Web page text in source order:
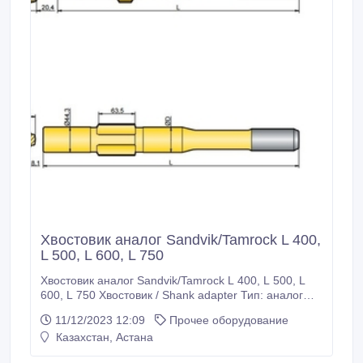
Хвостовик аналог Sandvik/Tamrock L 400,
L 500, L 600, L 750
Хвостовик аналог Sandvik/Tamrock L 400, L 500, L
600, L 750 Хвостовик / Shank adapter Тип: аналог
Резьба/Длина/Диаметр 90515859 / R32 / 380мм /
32мм 90516116 / T38 / 446мм / 44мм Назначение:
11/12/2023 12:09
Прочее оборудование
Казахстан, Астана